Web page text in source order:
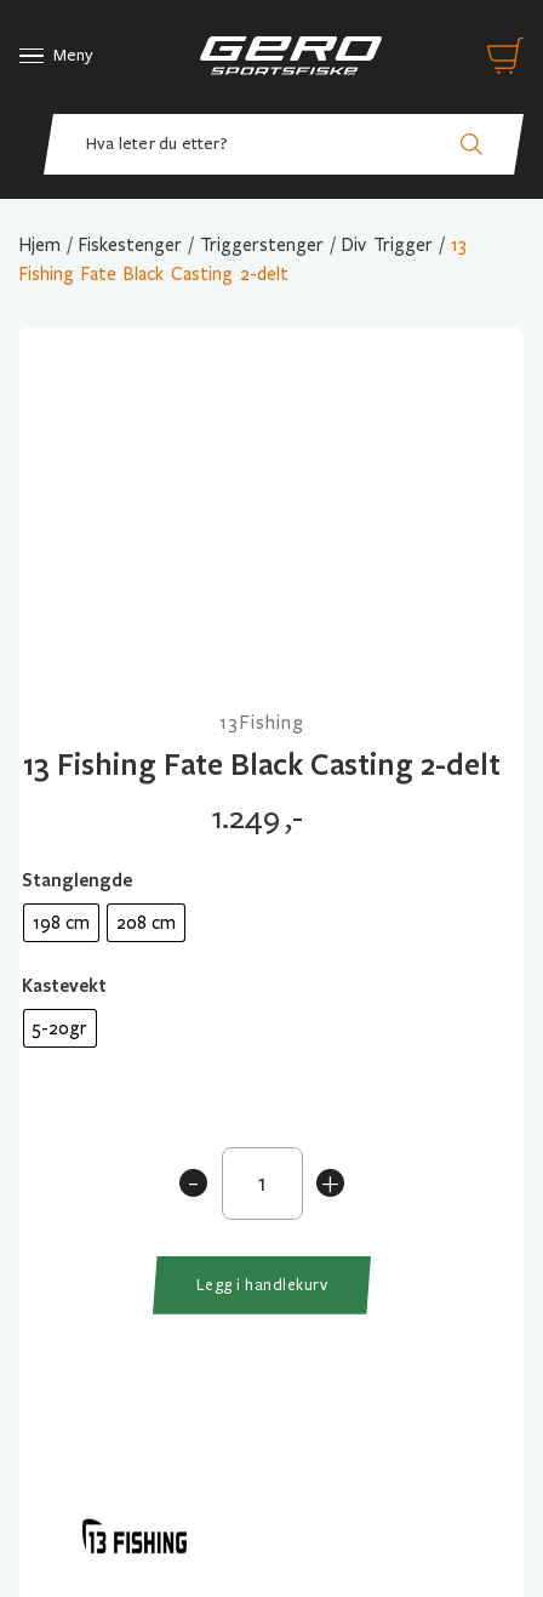
Meny
Hjem / Fiskestenger / Triggerstenger / Div Trigger / 13
Fishing Fate Black Casting 2-delt
13Fishing
13 Fishing Fate Black Casting 2-delt
1.249,-
Stanglengde
198 cm 208 cm
Kastevekt
5-20gr
+
Fishing
Fate
Casting
-
Legg i handlekurv